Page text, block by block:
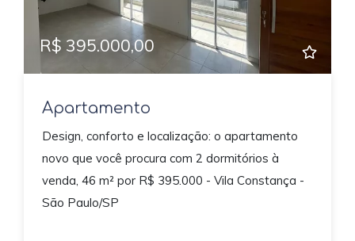
R$ 395.000,00
Apartamento
Design, conforto e localização: o apartamento
novo que você procura com 2 dormitórios à
venda, 46 m² por R$ 395.000 - Vila Constança -
São Paulo/SP